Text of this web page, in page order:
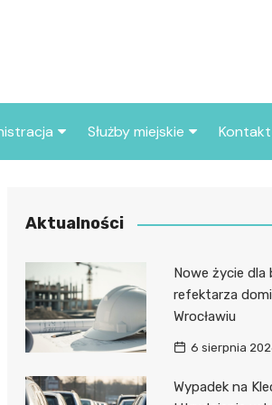
miasta
Służby miejskie
Policja
Kontakt
Aktualności
Nowe życie dla
refektarza
Wrocławiu
6 sierpnia
Wypadek na